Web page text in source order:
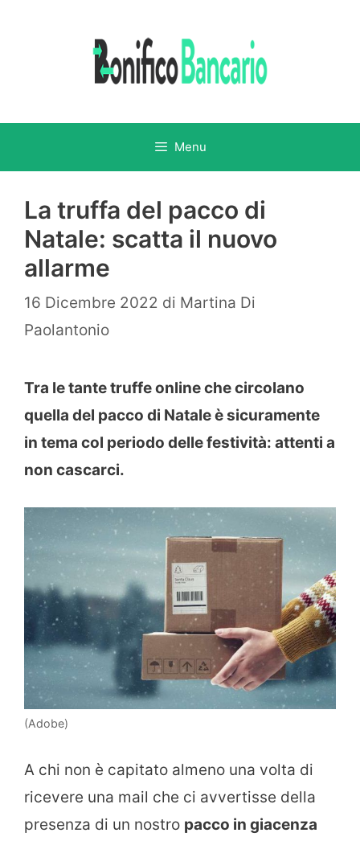
Menu
La truffa del pacco di
Natale: scatta il nuovo
allarme
16 Dicembre 2022 di Martina Di
Paolantonio
Tra le tante truffe online che circolano
quella del pacco di Natale è sicuramente
in tema col periodo delle festività: attenti a
non cascarci.
(Adobe)
A chi non è capitato almeno una volta di
ricevere una mail che ci avvertisse della
presenza di un nostro pacco in giacenza